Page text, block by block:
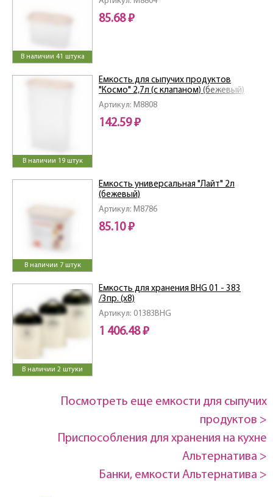
В наличии 41 штука
85.68 ₽
В наличии 19 штук
Артикул: M8808
Емкость для сыпучих продуктов
"Космо" 2,7л (с клапаном) (бежевый)
142.59 ₽
В наличии 7 штук
Артикул: M8786
Емкость универсальная "Лайт" 2л
(бежевый)
85.10 ₽
В наличии 2 штуки
Артикул: 01383BHG
Емкость для хранения BHG 01 - 383
/3пр. (х8)
1 406.48 ₽
Посмотреть еще емкости для сыпучих
продуктов >
Приспособления для хранения на кухне
Альтернатива >
Банки, емкости Альтернатива >